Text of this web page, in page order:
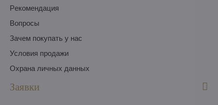
Pекомендация
Вопросы
Зачем покупать у нас
Условия продажи
Охрана личных данных
Заявки